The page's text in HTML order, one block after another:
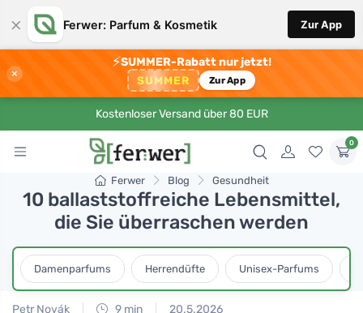
× Ferwer: Parfum & Kosmetik Zur App
×
⚡SUMMER-Rabatt nur jetzt!
SUMMER Zur App
Kostenloser Versand über 80 EUR
0
Ferwer Blog Gesundheit
10 ballaststoffreiche Lebensmittel,
die Sie überraschen werden
Damenparfums Herrendüfte Unisex-Parfums
Petr Novák 9 min 20.5.2026